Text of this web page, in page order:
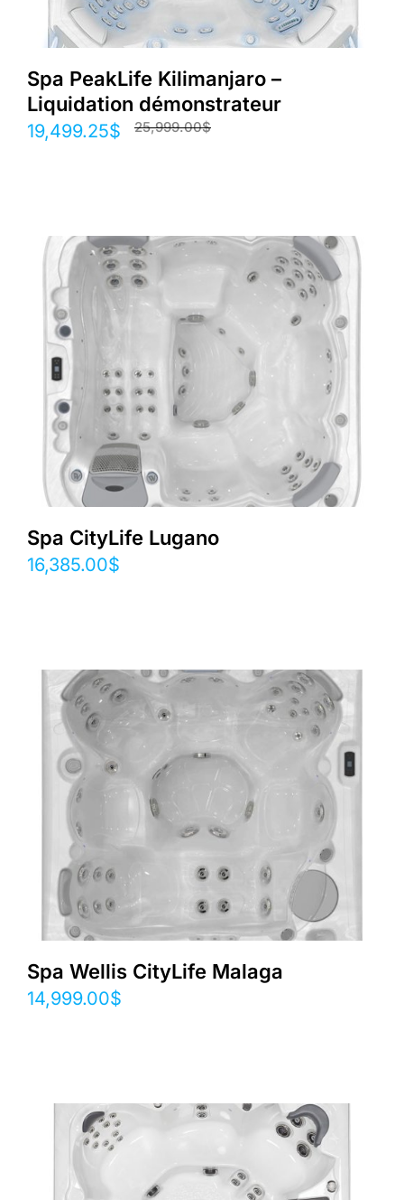
Spa PeakLife Kilimanjaro –
Liquidation démonstrateur
25,999.00$
Le
25,999.00$.
19,499.25$
Le
19,499.25$.
Spa CityLife Lugano
16,385.00$
Spa Wellis CityLife Malaga
14,999.00$